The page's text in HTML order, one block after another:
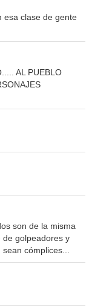
esa clase de gente
AL PUEBLO
son de la misma
de golpeadores y
cómplices...